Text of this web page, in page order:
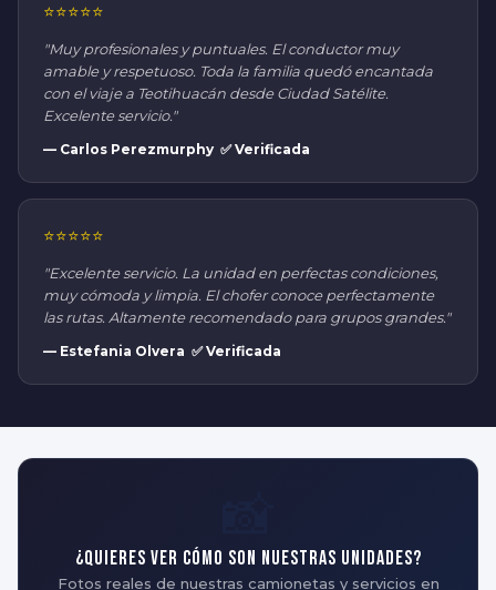
⭐⭐⭐⭐⭐
"Muy profesionales y puntuales. El conductor muy
amable y respetuoso. Toda la familia quedó encantada
con el viaje a Teotihuacán desde Ciudad Satélite.
Excelente servicio."
— Carlos Perezmurphy ✅ Verificada
⭐⭐⭐⭐⭐
"Excelente servicio. La unidad en perfectas condiciones,
muy cómoda y limpia. El chofer conoce perfectamente
las rutas. Altamente recomendado para grupos grandes."
— Estefania Olvera ✅ Verificada
¿Quieres ver cómo son nuestras unidades?
Fotos reales de nuestras camionetas y servicios en